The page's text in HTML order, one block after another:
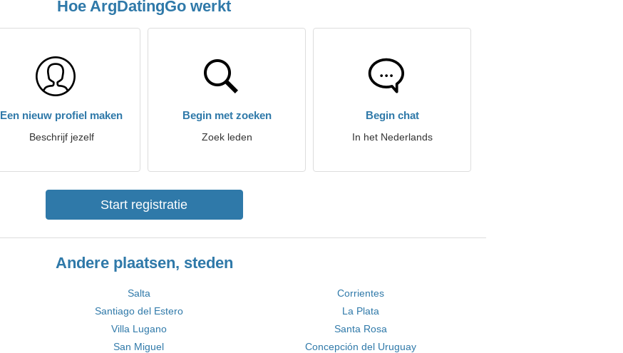
Hoe ArgDatingGo werkt
Een nieuw profiel maken
Beschrijf jezelf
Begin met zoeken
Zoek leden
Begin chat
In het Nederlands
Start registratie
Andere plaatsen, steden
Salta
Corrientes
Santiago del Estero
La Plata
Villa Lugano
Santa Rosa
San Miguel Concepción del Uruguay